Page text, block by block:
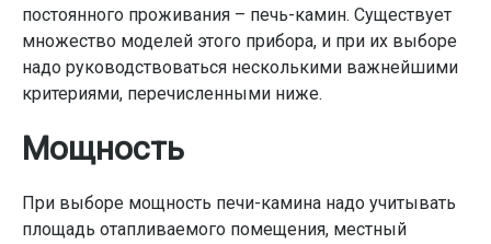
постоянного проживания – печь-камин. Существует
множество моделей этого прибора, и при их выборе
надо руководствоваться несколькими важнейшими
критериями, перечисленными ниже.
Мощность
При выборе мощность печи-камина надо учитывать
площадь отапливаемого помещения, местный